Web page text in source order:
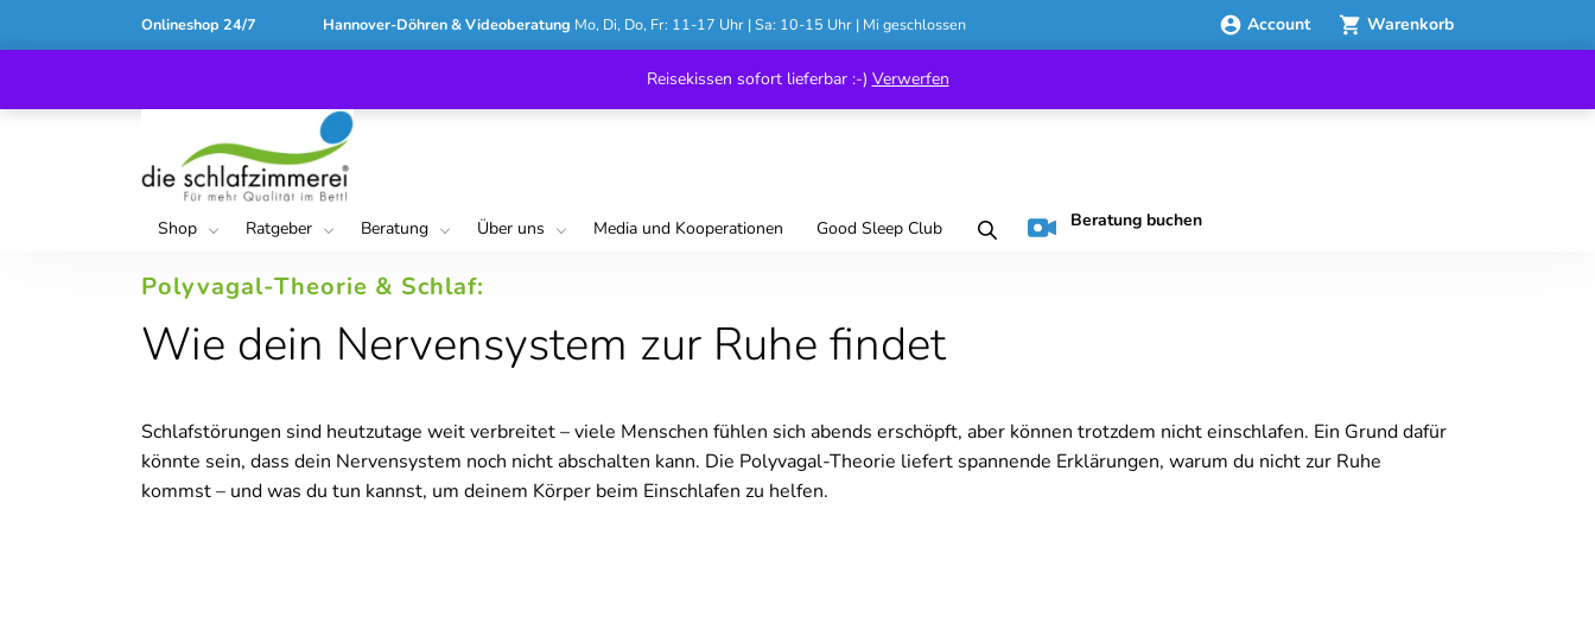
Onlineshop 24/7 Hannover-Döhren & Videoberatung Mo, Di, Do, Fr: 11-17 Uhr | Sa: 10-15 Uhr | Mi geschlossen Account Warenkorb
Reisekissen sofort lieferbar :-) Verwerfen
Shop Ratgeber Beratung Über uns Media und Kooperationen Good Sleep Club Beratung buchen
Polyvagal-Theorie & Schlaf:
Wie dein Nervensystem zur Ruhe findet
Schlafstörungen sind heutzutage weit verbreitet – viele Menschen fühlen sich abends erschöpft, aber können trotzdem nicht einschlafen. Ein Grund dafür
könnte sein, dass dein Nervensystem noch nicht abschalten kann. Die Polyvagal-Theorie liefert spannende Erklärungen, warum du nicht zur Ruhe
kommst – und was du tun kannst, um deinem Körper beim Einschlafen zu helfen.